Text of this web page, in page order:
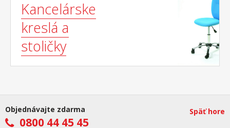
Kancelárske
kreslá a
stoličky
Objednávajte zdarma
0800 44 45 45
Späť hore